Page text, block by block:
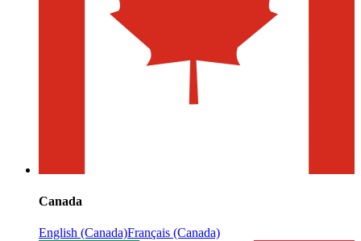
Canada
English (Canada)Français (Canada)